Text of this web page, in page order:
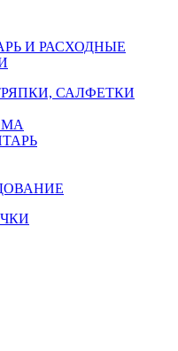
И РАСХОДНЫЕ
САЛФЕТКИ